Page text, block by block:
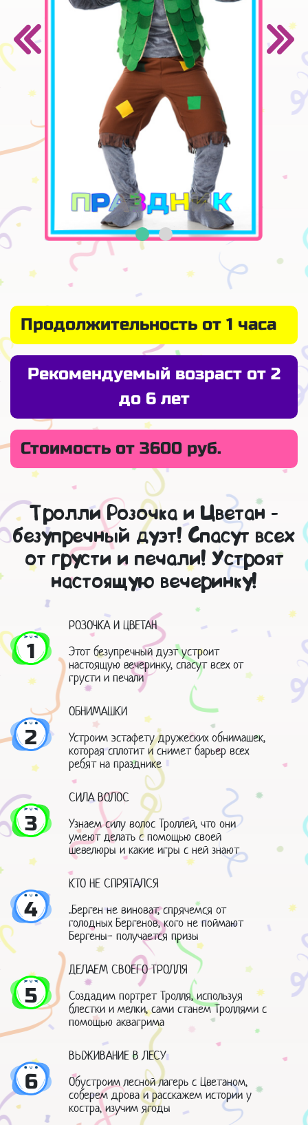
Продолжительность от 1 часа
Рекомендуемый возраст от 2
до 6 лет
Стоимость от 3600 руб.
Тролли Розочка и Цветан -
безупречный дуэт! Спасут всех
от грусти и печали! Устроят
настоящую вечеринку!
1
РОЗОЧКА И ЦВЕТАН
Этот безупречный дуэт устроит
настоящую вечеринку, спасут всех от
грусти и печали
2
ОБНИМАШКИ
Устроим эстафету дружеских обнимашек,
которая сплотит и снимет барьер всех
ребят на празднике
3
СИЛА ВОЛОС
Узнаем силу волос Троллей, что они
умеют делать с помощью своей
шевелюры и какие игры с ней знают
4
КТО НЕ СПРЯТАЛСЯ
..Берген не виноват, спрячемся от
голодных Бергенов, кого не поймают
Бергены- получается призы
5
ДЕЛАЕМ СВОЕГО ТРОЛЛЯ
Создадим портрет Тролля, используя
блестки и мелки, сами станем Троллями с
помощью аквагрима
6
ВЫЖИВАНИЕ В ЛЕСУ
Обустроим лесной лагерь с Цветаном,
соберем дрова и расскажем истории у
костра, изучим ягоды